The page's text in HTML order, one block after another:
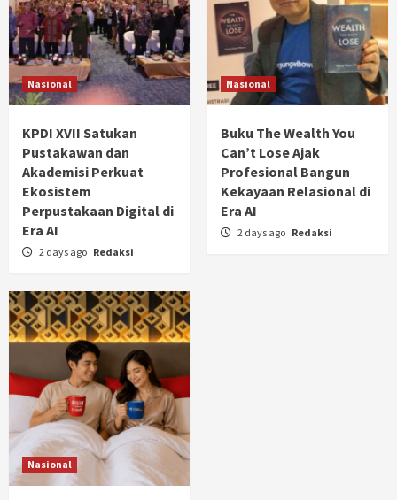
Nasional
KPDI XVII Satukan
Pustakawan dan
Akademisi Perkuat
Ekosistem
Perpustakaan Digital di
Era AI
2 days ago Redaksi
Nasional
Buku The Wealth You
Can’t Lose Ajak
Profesional Bangun
Kekayaan Relasional di
Era AI
2 days ago Redaksi
Nasional